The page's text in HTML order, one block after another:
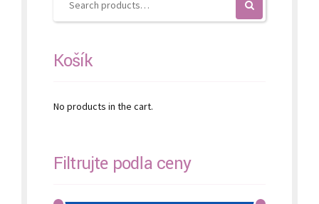
Košík
No products in the cart.
Filtrujte podľa ceny